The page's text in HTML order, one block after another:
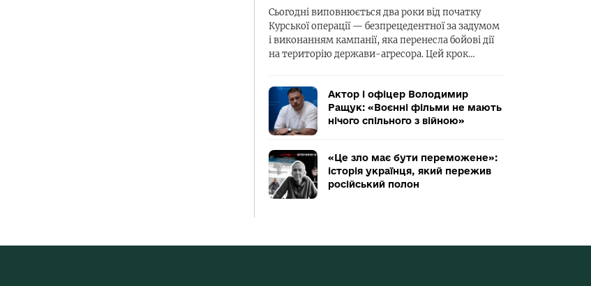
Сьогодні виповнюється два роки від початку
Курської операції — безпрецедентної за задумом
і виконанням кампанії, яка перенесла бойові дії
на територію держави-агресора. Цей крок…
Актор і офіцер Володимир
Ращук: «Воєнні фільми не мають
нічого спільного з війною»
«Це зло має бути переможене»:
історія українця, який пережив
російський полон